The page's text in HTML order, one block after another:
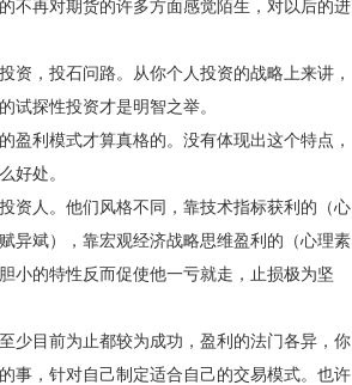
不再对期货的许多方面感觉陌生，对以后的进
，投石问路。从你个人投资的战略上来讲，
试探性投资才是明智之举。
利模式才算真格的。没有体现出这个特点，
好处。
人。他们风格不同，靠技术指标获利的（心
异斌），靠宏观经济战略思维盈利的（心理素
小的特性反而促使他一亏就走，止损极为坚
目前为止都较为成功，盈利的法门各异，你
事，针对自己制定适合自己的交易模式。也许